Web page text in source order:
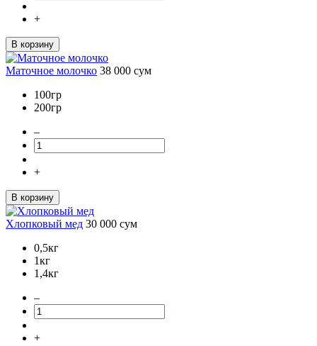
+
В корзину
Маточное молочко 38 000 сум
100гр
200гр
–
+
В корзину
Хлопковый мед 30 000 сум
0,5кг
1кг
1,4кг
–
+